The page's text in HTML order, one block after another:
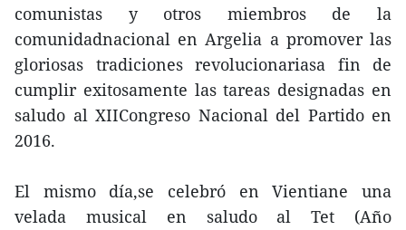
comunistas y otros miembros de la
comunidadnacional en Argelia a promover las
gloriosas tradiciones revolucionariasa fin de
cumplir exitosamente las tareas designadas en
saludo al XIICongreso Nacional del Partido en
2016.
El mismo día,se celebró en Vientiane una
velada musical en saludo al Tet (Año